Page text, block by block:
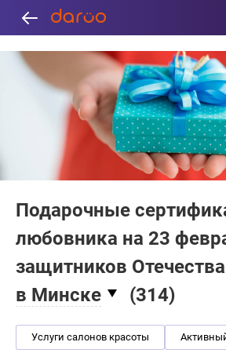
Подарочные
любовника на 23
защитников
в Минске
(314)
Услуги салонов красоты